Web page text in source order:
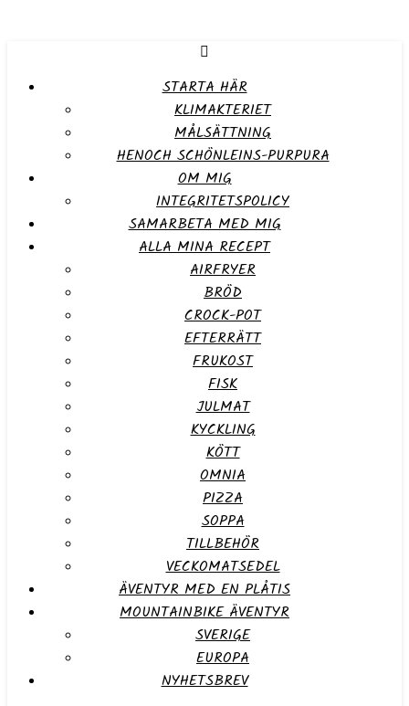
STARTA HÄR
KLIMAKTERIET
MÅLSÄTTNING
HENOCH SCHÖNLEINS-PURPURA
OM MIG
INTEGRITETSPOLICY
SAMARBETA MED MIG
ALLA MINA RECEPT
AIRFRYER
BRÖD
CROCK-POT
EFTERRÄTT
FRUKOST
FISK
JULMAT
KYCKLING
KÖTT
OMNIA
PIZZA
SOPPA
TILLBEHÖR
VECKOMATSEDEL
ÄVENTYR MED EN PLÅTIS
MOUNTAINBIKE ÄVENTYR
SVERIGE
EUROPA
NYHETSBREV